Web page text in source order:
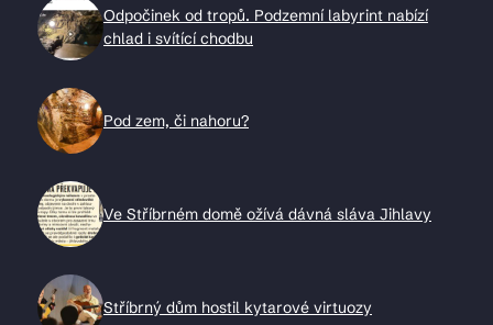
Odpočinek od tropů. Podzemní labyrint nabízí
chlad i svítící chodbu
Pod zem, či nahoru?
Ve Stříbrném domě ožívá dávná sláva Jihlavy
Stříbrný dům hostil kytarové virtuozy